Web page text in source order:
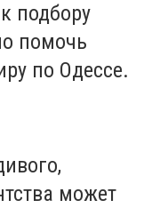
подбору
помочь
по Одессе.
может